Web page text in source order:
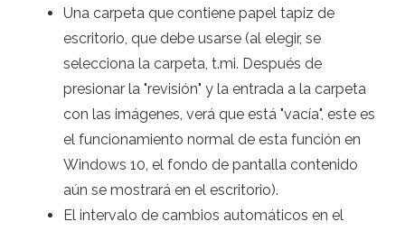
Una carpeta que contiene papel tapiz de
escritorio, que debe usarse (al elegir, se
selecciona la carpeta, t.mi. Después de
presionar la "revisión" y la entrada a la carpeta
con las imágenes, verá que está "vacía", este es
el funcionamiento normal de esta función en
Windows 10, el fondo de pantalla contenido
aún se mostrará en el escritorio).
El intervalo de cambios automáticos en el